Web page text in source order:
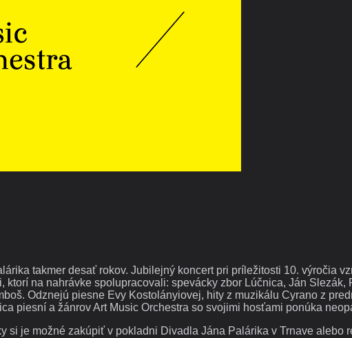
takmer desať rokov. Jubilejný koncert pri príležitosti 10. výročia
na nahrávke spolupracovali: spevácky zbor Lúčnica, Ján Slezák,
Odznejú piesne Evy Kostolányiovej, hity z muzikálu Cyrano z
piesní a žánrov Art Music Orchestra so svojimi hosťami ponúka
si je možné zakúpiť v pokladni Divadla Jána Palárika v Trnave alebo